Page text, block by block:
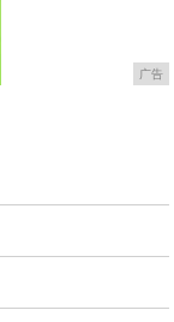
广告